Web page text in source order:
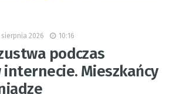
sierpnia 2026 10:16
podczas
internecie. Mieszkańcy